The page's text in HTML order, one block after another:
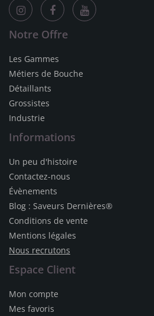
Notre Offre
Les Gammes
Métiers de Bouche
Détaillants
Grossistes
Industrie
Informations
Un peu d'histoire
Contactez-nous
Évènements
Blog : Saveurs Dernières®
Conditions de vente
Mentions légales
Nous recrutons
Espace Client
Mon compte
Mes favoris